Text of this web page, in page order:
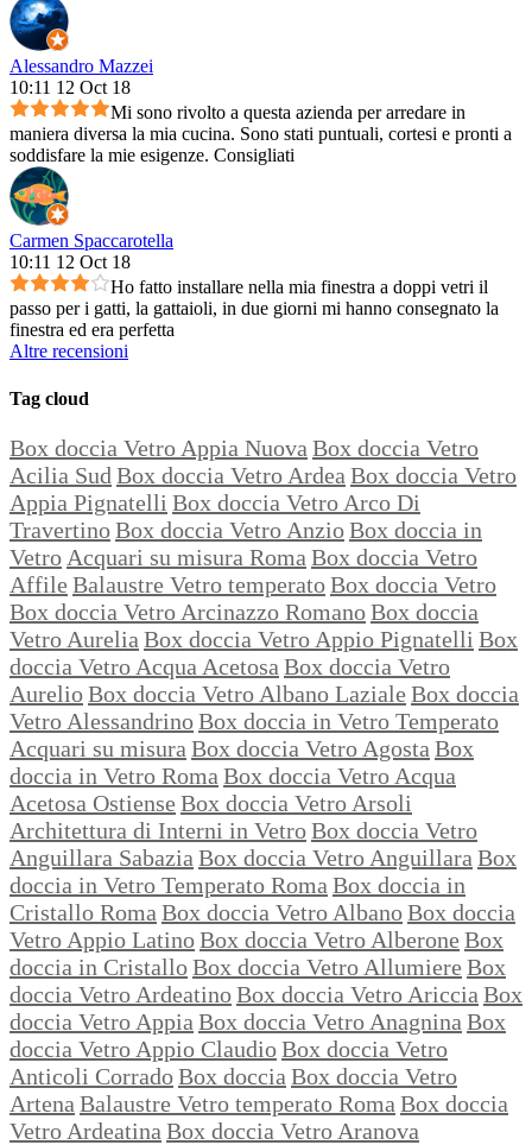
Alessandro Mazzei
10:11 12 Oct 18
Mi sono rivolto a questa azienda per arredare in
maniera diversa la mia cucina. Sono stati puntuali, cortesi e pronti a
soddisfare la mie esigenze. Consigliati
Carmen Spaccarotella
10:11 12 Oct 18
Ho fatto installare nella mia finestra a doppi vetri il
passo per i gatti, la gattaioli, in due giorni mi hanno consegnato la
finestra ed era perfetta
Altre recensioni
Tag cloud
Box doccia Vetro Appia Nuova Box doccia Vetro
Acilia Sud Box doccia Vetro Ardea Box doccia Vetro
Appia Pignatelli Box doccia Vetro Arco Di
TravertinoBox doccia Vetro AnzioBox doccia in
Vetro Acquari su misura Roma Box doccia Vetro
Affile Balaustre Vetro temperatoBox doccia Vetro
Box doccia Vetro Arcinazzo RomanoBox doccia
Vetro Aurelia Box doccia Vetro Appio Pignatelli Box
doccia Vetro Acqua Acetosa Box doccia Vetro
AurelioBox doccia Vetro Albano Laziale Box doccia
Vetro AlessandrinoBox doccia in Vetro Temperato
Acquari su misura Box doccia Vetro Agosta Box
doccia in Vetro Roma Box doccia Vetro Acqua
Acetosa Ostiense Box doccia Vetro Arsoli
Architettura di Interni in VetroBox doccia Vetro
Anguillara Sabazia Box doccia Vetro Anguillara Box
doccia in Vetro Temperato Roma Box doccia in
Cristallo Roma Box doccia Vetro AlbanoBox doccia
Vetro Appio LatinoBox doccia Vetro Alberone Box
doccia in CristalloBox doccia Vetro Allumiere Box
doccia Vetro ArdeatinoBox doccia Vetro Ariccia Box
doccia Vetro Appia Box doccia Vetro Anagnina Box
doccia Vetro Appio ClaudioBox doccia Vetro
Anticoli CorradoBox doccia Box doccia Vetro
Artena Balaustre Vetro temperato Roma Box doccia
Vetro Ardeatina Box doccia Vetro Aranova